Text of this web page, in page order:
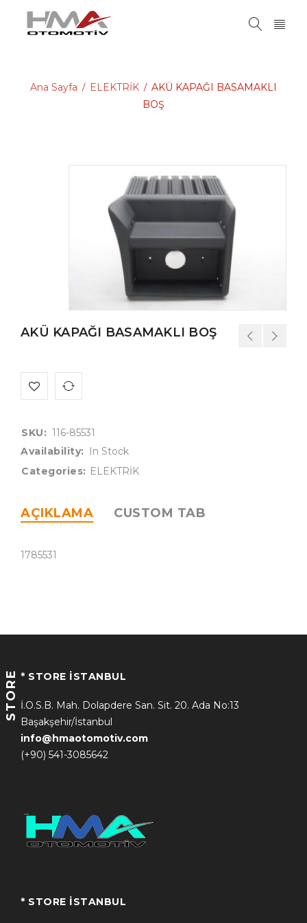
Ana Sayfa / ELEKTRİK / AKÜ KAPAĞI BASAMAKLI
BOŞ
AKÜ KAPAĞI BASAMAKLI BOŞ
SKU: 116-85531
Availability:
In Stock
Categories: ELEKTRİK
AÇIKLAMA CUSTOM TAB
1785531
STORE * STORE İSTANBUL
İ.O.S.B. Mah. Dolapdere San. Sit. 20. Ada No:13
Başakşehir/İstanbul
info@hmaotomotiv.com
(+90) 541-3085642
* STORE İSTANBUL